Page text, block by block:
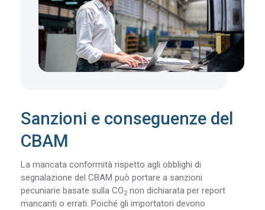
Sanzioni e conseguenze del
CBAM
La mancata conformità rispetto agli obblighi di
segnalazione del CBAM può portare a sanzioni
pecuniarie basate sulla CO2 non dichiarata per report
mancanti o errati. Poiché gli importatori devono